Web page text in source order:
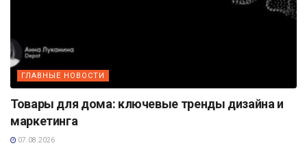
ГЛАВНЫЕ НОВОСТИ
Товары для дома: ключевые тренды дизайна и
маркетинга
07.08.2026